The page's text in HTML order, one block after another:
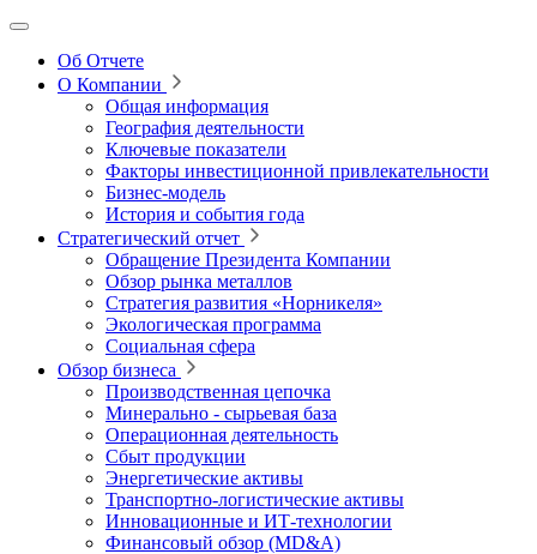
Об Отчете
О Компании
Общая информация
География деятельности
Ключевые показатели
Факторы инвестиционной привлекательности
Бизнес-модель
История и события года
Стратегический отчет
Обращение Президента Компании
Обзор рынка металлов
Стратегия развития «Норникеля»
Экологическая программа
Социальная сфера
Обзор бизнеса
Производственная цепочка
Минерально ‑ сырьевая база
Операционная деятельность
Сбыт продукции
Энергетические активы
Транспортно-логистические активы
Инновационные и ИТ‑технологии
Финансовый обзор (MD&A)